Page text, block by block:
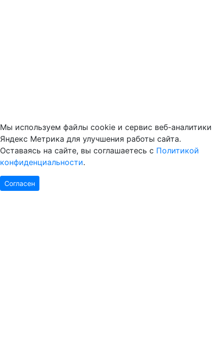
Мы используем файлы cookie и сервис веб-аналитики
Яндекс Метрика для улучшения работы сайта.
Оставаясь на сайте, вы соглашаетесь с Политикой
конфиденциальности.
Согласен